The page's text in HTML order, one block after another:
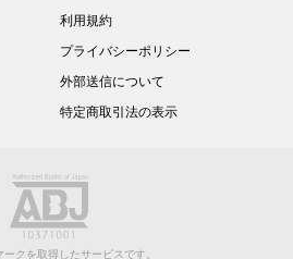
利用規約
プライバシーポリシー
外部送信について
特定商取引法の表示
クを取得したサービスです。